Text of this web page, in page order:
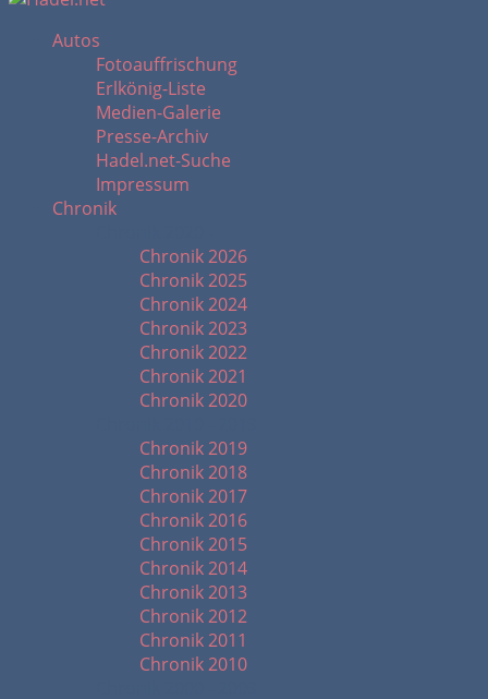
Autos
Fotoauffrischung
Erlkönig-Liste
Medien-Galerie
Presse-Archiv
Hadel.net-Suche
Impressum
Chronik
Chronik 2026
Chronik 2025
Chronik 2024
Chronik 2023
Chronik 2022
Chronik 2021
Chronik 2020
Chronik 2019
Chronik 2018
Chronik 2017
Chronik 2016
Chronik 2015
Chronik 2014
Chronik 2013
Chronik 2012
Chronik 2011
Chronik 2010